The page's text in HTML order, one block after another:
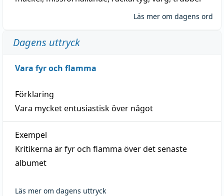
Läs mer om dagens ord
Dagens uttryck
Vara fyr och flamma
Förklaring
Vara mycket entusiastisk över något
Exempel
Kritikerna är fyr och flamma över det senaste
albumet
Läs mer om dagens uttryck